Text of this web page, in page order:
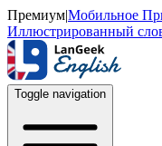
Премиум|Мобильное
Иллюстрированный
Toggle navigation